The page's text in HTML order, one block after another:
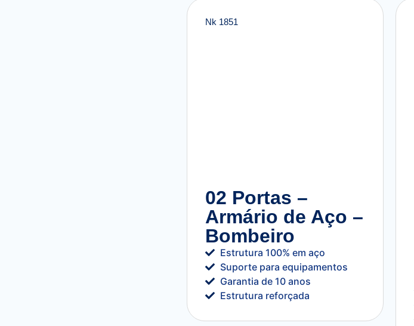
Nk 1851
02 Portas –
Armário de Aço –
Bombeiro
Estrutura 100% em aço
Suporte para equipamentos
Garantia de 10 anos
Estrutura reforçada